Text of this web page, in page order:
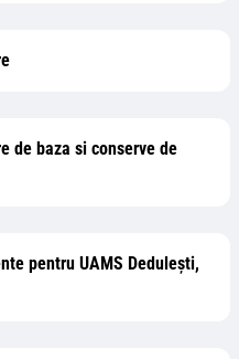
de baza si conserve de
pentru UAMS Dedulești,